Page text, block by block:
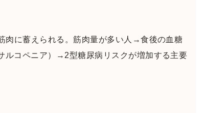
肉に蓄えられる。筋肉量が多い人→食後の血糖
ルコペニア）→2型糖尿病リスクが増加する主要